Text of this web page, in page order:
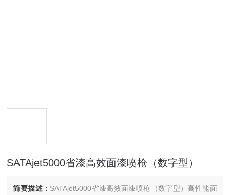
SATAjet5000省漆高效面漆喷枪（数字型）
简要描述： SATAjet5000省漆高效面漆喷枪（数字型）高性能面